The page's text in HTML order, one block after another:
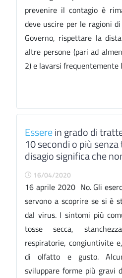
prevenire il contagio è
deve uscire per le ragioni
Governo, rispettare la
altre persone (pari ad
2) e lavarsi frequentemente
Esserein grado di
10 secondi o più
disagio significa che
16/04/2020
16 aprile 2020 No. Gli
servono a scoprire se si è
dal virus. I sintomi più
tosse secca,
respiratorie, congiuntivite
di olfatto e gusto.
sviluppare forme più gravi